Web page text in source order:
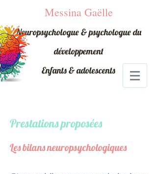
Messina Gaëlle
Neuropsychologue & psychologue du
développement
Enfants & adolescents
Prestations proposées
Les bilans neuropsychologiques